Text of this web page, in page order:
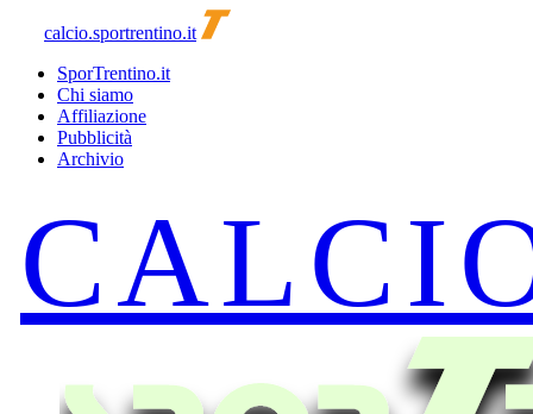
calcio.sportrentino.it
SporTrentino.it
Chi siamo
Affiliazione
Pubblicità
Archivio